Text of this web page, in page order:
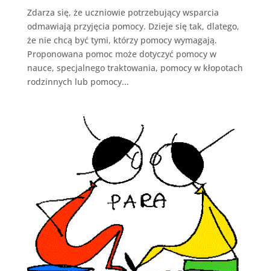
Zdarza się, że uczniowie potrzebujący wsparcia
odmawiają przyjęcia pomocy. Dzieje się tak, dlatego,
że nie chcą być tymi, którzy pomocy wymagają.
Proponowana pomoc może dotyczyć pomocy w
nauce, specjalnego traktowania, pomocy w kłopotach
rodzinnych lub pomocy...